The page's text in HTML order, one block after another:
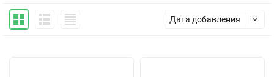
Дата добавления